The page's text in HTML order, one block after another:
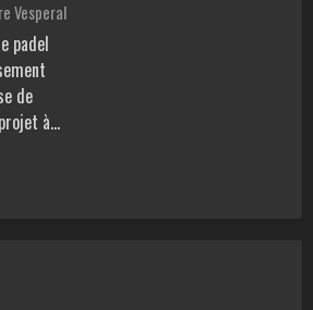
Vesperal
padel
de
à…